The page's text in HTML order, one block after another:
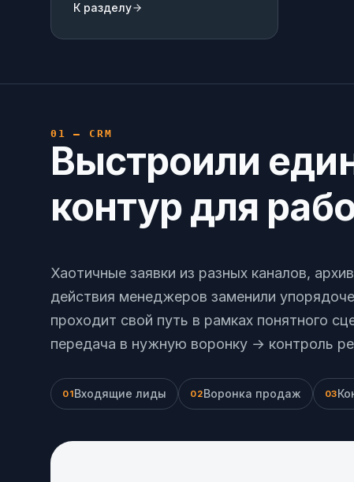
К разделу
01 — CRM
Выстроили
контур для
Хаотичные заявки из разных каналов,
действия менеджеров заменили
проходит свой путь в рамках понятного
передача в нужную воронку → контроль
01Входящие лиды 02Воронка продаж 03